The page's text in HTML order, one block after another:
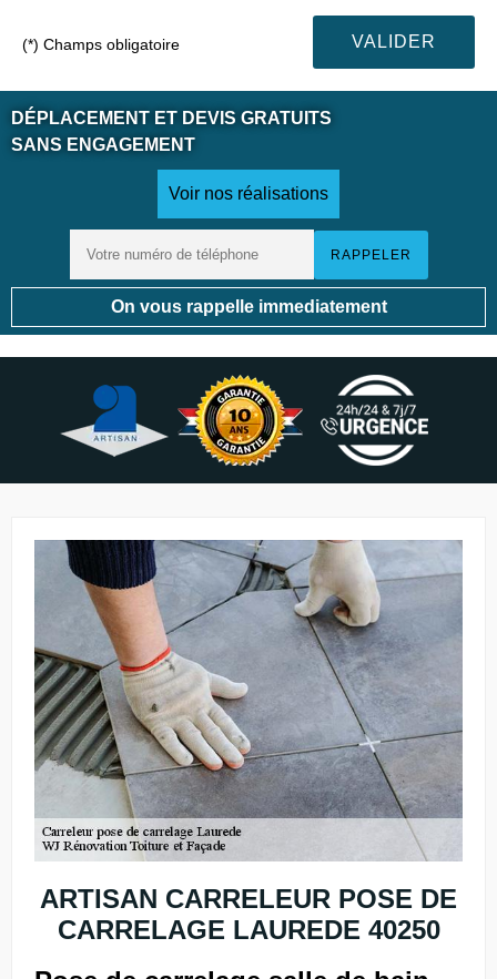
(*) Champs obligatoire
DÉPLACEMENT ET DEVIS GRATUITS
SANS ENGAGEMENT
Voir nos réalisations
On vous rappelle immediatement
ARTISAN CARRELEUR POSE DE
CARRELAGE LAUREDE 40250